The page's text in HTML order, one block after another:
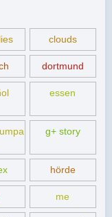
clouds
dortmund
essen
g+ story
hörde
me